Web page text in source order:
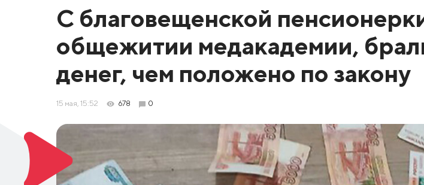
С благовещенской
общежитии медакадемии,
денег, чем положено по закону
15 мая, 15:52 678 0